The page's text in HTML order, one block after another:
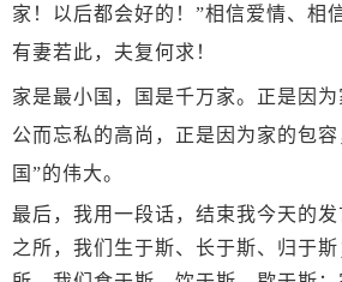
家！以后都会好的！”相信爱情、相
有妻若此，夫复何求！
家是最小国，国是千万家。正是因
公而忘私的高尚，正是因为家的包容
国”的伟大。
最后，我用一段话，结束我今天的
之所，我们生于斯、长于斯、归于